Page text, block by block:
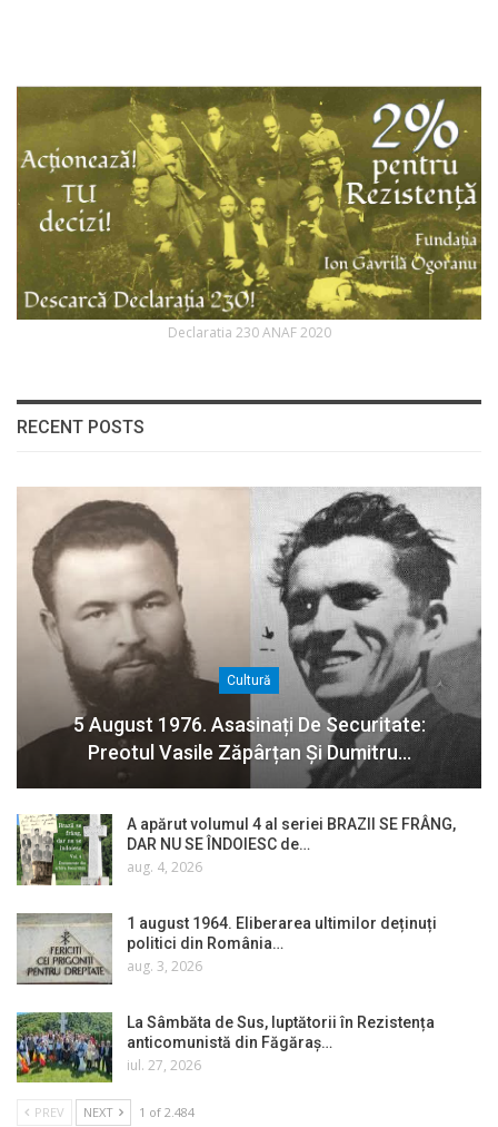
Declaratia 230 ANAF 2020
RECENT POSTS
Cultură
5 August 1976. Asasinați De Securitate:
Preotul Vasile Zăpârțan Și Dumitru…
A apărut volumul 4 al seriei BRAZII SE FRÂNG,
DAR NU SE ÎNDOIESC de…
aug. 4, 2026
1 august 1964. Eliberarea ultimilor deținuți
politici din România…
aug. 3, 2026
La Sâmbăta de Sus, luptătorii în Rezistența
anticomunistă din Făgăraș…
iul. 27, 2026
PREV NEXT 1 of 2.484